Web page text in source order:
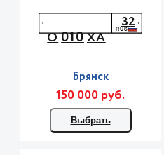
О010ХА
32
Брянск
150 000 руб.
Выбрать